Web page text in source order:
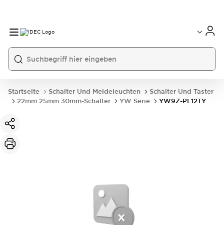
Startseite Schalter Und Meldeleuchten
Schalter Und Taster
22mm 25mm 30mm-Schalter
YW Serie YW9Z-PL12TY